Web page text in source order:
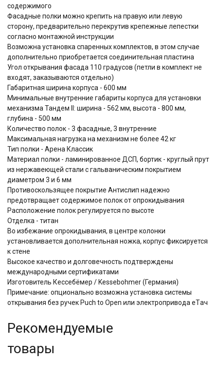
содержимого
Фасадные полки можно крепить на правую или левую
сторону, предварительно перекрутив крепежные лепестки
согласно монтажной инструкции
Возможна установка спаренных комплектов, в этом случае
дополнительно приобретается соединительная пластина
Угол открывания фасада 110 градусов (петли в комплект не
входят, заказываются отдельно)
Габаритная ширина корпуса - 600 мм
Минимальные внутренние габариты корпуса для установки
механизма Тандем II: ширина - 562 мм, высота - 800 мм,
глубина - 500 мм
Количество полок - 3 фасадные, 3 внутренние
Максимальная нагрузка на механизм не более 42 кг
Тип полки - Арена Классик
Материал полки - ламинированное ДСП, бортик - круглый прут
из нержавеющей стали с гальваническим покрытием
диаметром 3 и 6 мм
Противоскользящее покрытие Антислип надежно
предотвращает содержимое полок от опрокидывания
Расположение полок регулируется по высоте
Отделка - титан
Во избежание опрокидывания, в центре колонки
установливается дополнительная ножка, корпус фиксируется
к стене
Высокое качество и долговечность подтверждены
международными сертификатами
Изготовитель Кессебёмер / Kessebohmer (Германия)
Примечание: опционально возможна установка системы
открывания без ручек Puch to Open или электропривода eTач
Рекомендуемые
товары